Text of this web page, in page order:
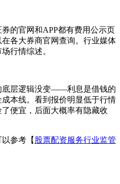
的官网和APP都有费用公示页
各大券商官网查询。行业媒体
行情综述。
底层逻辑没变——利息是借钱的
本线。看到报价明显低于行情
便宜，后面大概率有隐藏收
参考【 股票配资服务行业监管